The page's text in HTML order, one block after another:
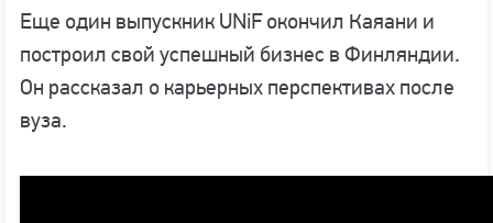
Еще один выпускник UNiF окончил Каяани и
построил свой успешный бизнес в Финляндии.
Он рассказал о карьерных перспективах после
вуза.